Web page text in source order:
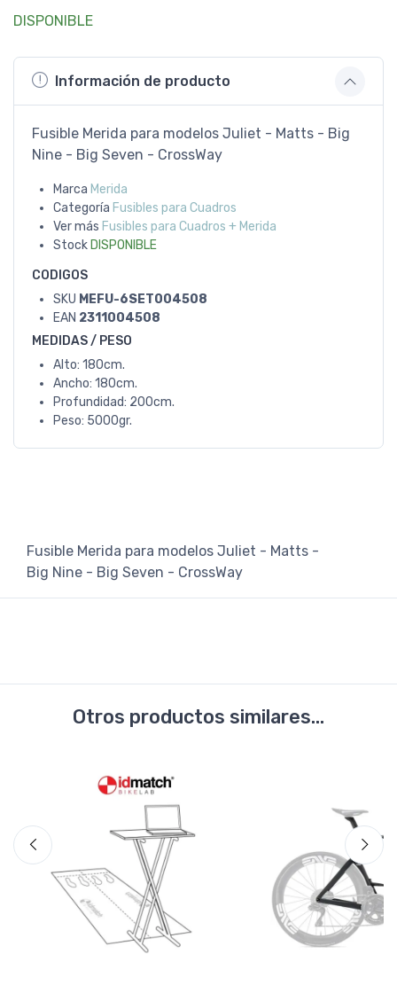
DISPONIBLE
Información de producto
Fusible Merida para modelos Juliet - Matts - Big
Nine - Big Seven - CrossWay
Marca Merida
Categoría Fusibles para Cuadros
Ver más Fusibles para Cuadros + Merida
Stock DISPONIBLE
CODIGOS
SKU MEFU-6SET004508
EAN 2311004508
MEDIDAS / PESO
Alto: 180cm.
Ancho: 180cm.
Profundidad: 200cm.
Peso: 5000gr.
Fusible Merida para modelos Juliet - Matts -
Big Nine - Big Seven - CrossWay
Otros productos similares...